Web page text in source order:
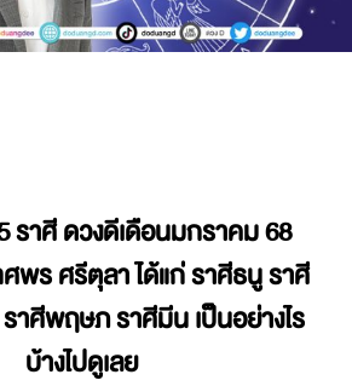
ราศี ดวงดีเดือนมกราคม 68
พร ศรีตุลา ได้แก่ ราศีธนู ราศี
าศีพฤษภ ราศีมีน เป็นอย่างไร
บ้างไปดูเลย